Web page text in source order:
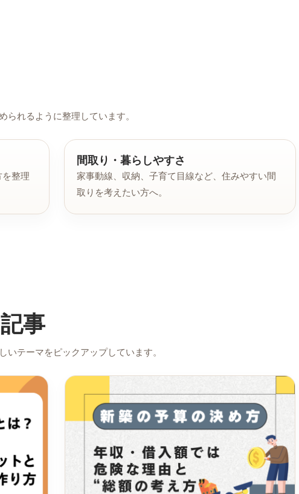
られるように整理しています。
整理
間取り・暮らしやすさ
家事動線、収納、子育て目線など、住みやすい間
取りを考えたい方へ。
事
テーマをピックアップしています。